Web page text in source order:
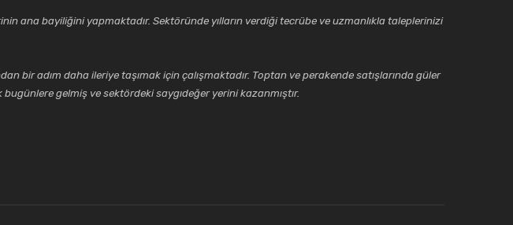
ana bayiliğini yapmaktadır. Sektöründe yılların verdiği tecrübe ve uzmanlıkla taleplerinizi
adım daha ileriye taşımak için çalışmaktadır. Toptan ve perakende satışlarında güler
gelmiş ve sektördeki saygıdeğer yerini kazanmıştır.